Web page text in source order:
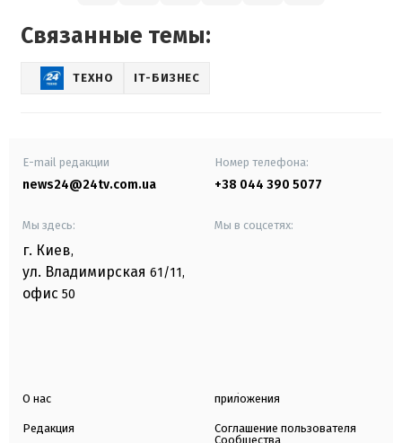
Связанные темы:
ТЕХНО IT-БИЗНЕС
E-mail редакции
news24@24tv.com.ua
Номер телефона:
+38 044 390 5077
Мы здесь:
г. Киев,
ул. Владимирская 61/11,
офис 50
Мы в соцсетях:
О нас
Редакция
приложения
Соглашение пользователя
Сообщества